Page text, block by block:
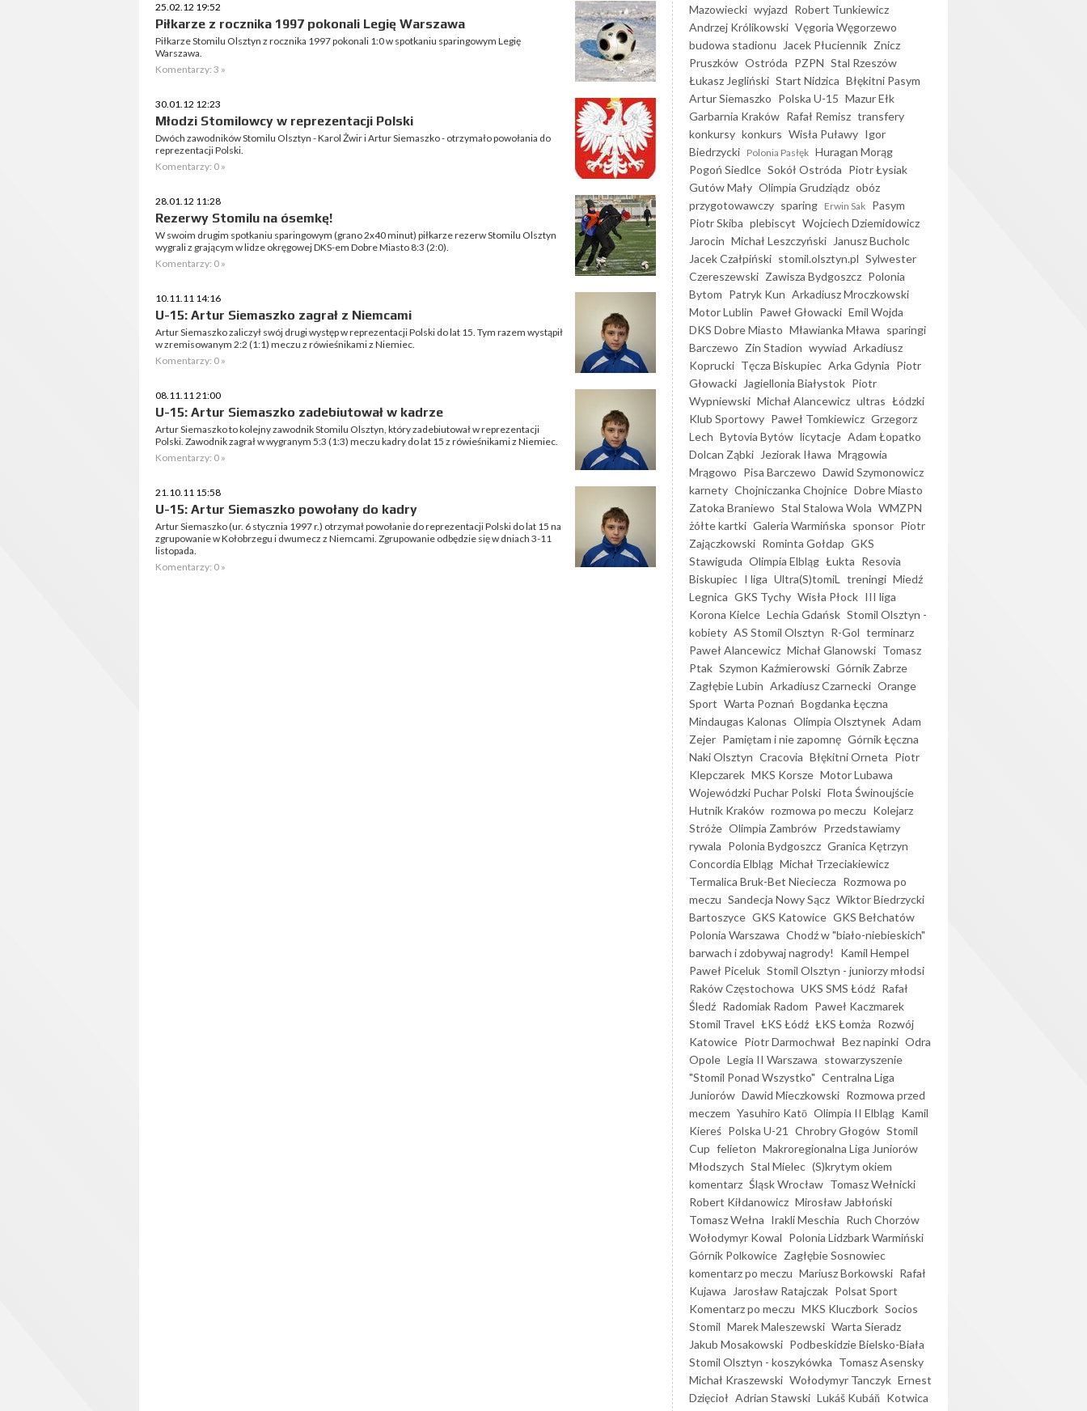
25.02.12 19:52
Piłkarze z rocznika 1997 pokonali Legię Warszawa
Piłkarze Stomilu Olsztyn z rocznika 1997 pokonali 1:0 w spotkaniu sparingowym Legię
Warszawa.
Komentarzy: 3 »
30.01.12 12:23
Młodzi Stomilowcy w reprezentacji Polski
Dwóch zawodników Stomilu Olsztyn - Karol Żwir i Artur Siemaszko - otrzymało powołania do
reprezentacji Polski.
Komentarzy: 0 »
28.01.12 11:28
Rezerwy Stomilu na ósemkę!
W swoim drugim spotkaniu sparingowym (grano 2x40 minut) piłkarze rezerw Stomilu Olsztyn
wygrali z grającym w lidze okręgowej DKS-em Dobre Miasto 8:3 (2:0).
Komentarzy: 0 »
10.11.11 14:16
U-15: Artur Siemaszko zagrał z Niemcami
Artur Siemaszko zaliczył swój drugi występ w reprezentacji Polski do lat 15. Tym razem wystąpił
w zremisowanym 2:2 (1:1) meczu z rówieśnikami z Niemiec.
Komentarzy: 0 »
08.11.11 21:00
U-15: Artur Siemaszko zadebiutował w kadrze
Artur Siemaszko to kolejny zawodnik Stomilu Olsztyn, który zadebiutował w reprezentacji
Polski. Zawodnik zagrał w wygranym 5:3 (1:3) meczu kadry do lat 15 z rówieśnikami z Niemiec.
Komentarzy: 0 »
21.10.11 15:58
U-15: Artur Siemaszko powołany do kadry
Artur Siemaszko (ur. 6 stycznia 1997 r.) otrzymał powołanie do reprezentacji Polski do lat 15 na
zgrupowanie w Kołobrzegu i dwumecz z Niemcami. Zgrupowanie odbędzie się w dniach 3-11
listopada.
Komentarzy: 0 »
Mazowiecki wyjazd Robert Tunkiewicz
Andrzej Królikowski Vęgoria Węgorzewo
budowa stadionu
Jacek Płuciennik Znicz
Pruszków Ostróda PZPN Stal Rzeszów
Łukasz Jegliński Start Nidzica Błękitni Pasym
Artur Siemaszko Polska U-15 Mazur Ełk
Garbarnia Kraków Rafał Remisz transfery
konkursy konkurs Wisła Puławy Igor
Biedrzycki Polonia Pasłęk Huragan Morąg
Pogoń Siedlce Sokół Ostróda Piotr Łysiak
Gutów Mały Olimpia Grudziądz obóz
przygotowawczy sparing Erwin Sak Pasym
Piotr Skiba plebiscyt Wojciech Dziemidowicz
Jarocin Michał Leszczyński
Janusz Bucholc
Jacek Czałpiński stomil.olsztyn.pl Sylwester
Czereszewski Zawisza Bydgoszcz Polonia
Bytom Patryk Kun Arkadiusz Mroczkowski
Motor Lublin Paweł Głowacki Emil Wojda
DKS Dobre Miasto Mławianka Mława sparingi
Barczewo Zin Stadion wywiad Arkadiusz
Koprucki Tęcza Biskupiec Arka Gdynia Piotr
Głowacki
Jagiellonia Białystok Piotr
Wypniewski Michał Alancewicz ultras Łódzki
Klub Sportowy Paweł Tomkiewicz Grzegorz
Lech Bytovia Bytów licytacje Adam Łopatko
Dolcan Ząbki
Jeziorak Iława Mrągowia
Mrągowo Pisa Barczewo Dawid Szymonowicz
karnety Chojniczanka Chojnice Dobre Miasto
Zatoka Braniewo Stal Stalowa Wola WMZPN
żółte kartki Galeria Warmińska sponsor Piotr
Zajączkowski Rominta Gołdap GKS
Stawiguda Olimpia Elbląg Łukta Resovia
Biskupiec I liga Ultra(S)tomiL treningi Miedź
Legnica GKS Tychy Wisła Płock III liga
Korona Kielce Lechia Gdańsk Stomil Olsztyn -
kobiety AS Stomil Olsztyn R-Gol terminarz
Paweł Alancewicz Michał Glanowski Tomasz
Ptak Szymon Kaźmierowski Górnik Zabrze
Zagłębie Lubin Arkadiusz Czarnecki Orange
Sport Warta Poznań Bogdanka Łęczna
Mindaugas Kalonas Olimpia Olsztynek Adam
Zejer Pamiętam i nie zapomnę Górnik Łęczna
Naki Olsztyn Cracovia Błękitni Orneta Piotr
Klepczarek MKS Korsze Motor Lubawa
Wojewódzki Puchar Polski Flota Świnoujście
Hutnik Kraków rozmowa po meczu Kolejarz
Stróże Olimpia Zambrów Przedstawiamy
rywala Polonia Bydgoszcz Granica Kętrzyn
Concordia Elbląg Michał Trzeciakiewicz
Termalica Bruk-Bet Nieciecza Rozmowa po
meczu Sandecja Nowy Sącz Wiktor Biedrzycki
Bartoszyce GKS Katowice GKS Bełchatów
Polonia Warszawa Chodź w "biało-niebieskich"
barwach i zdobywaj nagrody!
Kamil Hempel
Paweł Piceluk Stomil Olsztyn - juniorzy młodsi
Raków Częstochowa UKS SMS Łódź Rafał
Śledź Radomiak Radom Paweł Kaczmarek
Stomil Travel ŁKS Łódź ŁKS Łomża Rozwój
Katowice Piotr Darmochwał Bez napinki Odra
Opole Legia II Warszawa stowarzyszenie
"Stomil Ponad Wszystko" Centralna Liga
Juniorów Dawid Mieczkowski Rozmowa przed
meczem Yasuhiro Katō Olimpia II Elbląg Kamil
Kiereś Polska U-21 Chrobry Głogów Stomil
Cup felieton Makroregionalna Liga Juniorów
Młodszych Stal Mielec (S)krytym okiem
komentarz Śląsk Wrocław Tomasz Wełnicki
Robert Kiłdanowicz Mirosław Jabłoński
Tomasz Wełna Irakli Meschia Ruch Chorzów
Wołodymyr Kowal Polonia Lidzbark Warmiński
Górnik Polkowice Zagłębie Sosnowiec
komentarz po meczu Mariusz Borkowski Rafał
Kujawa
Jarosław Ratajczak Polsat Sport
Komentarz po meczu MKS Kluczbork Socios
Stomil Marek Maleszewski Warta Sieradz
Jakub Mosakowski Podbeskidzie Bielsko-Biała
Stomil Olsztyn - koszykówka Tomasz Asensky
Michał Kraszewski Wołodymyr Tanczyk Ernest
Dzięcioł Adrian Stawski Lukáš Kubáň Kotwica